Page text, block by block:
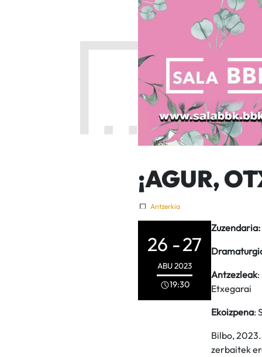
¡AGUR,
Antzerkia
26 -27
ABU2023
19:30
Zuzendaria:
Antzezleak:
Etxegarai
Ekoizpena:
Bilbo,
zerbaitek